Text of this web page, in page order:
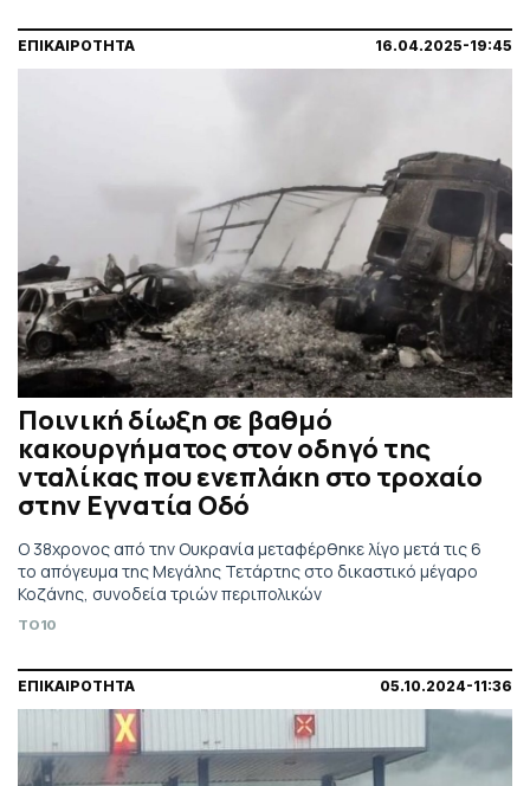
ΕΠΙΚΑΙΡΟΤΗΤΑ 16.04.2025-19:45
Ποινική δίωξη σε βαθμό
κακουργήματος στον οδηγό της
νταλίκας που ενεπλάκη στο τροχαίο
στην Εγνατία Οδό
Ο 38χρονος από την Ουκρανία μεταφέρθηκε λίγο μετά τις 6
το απόγευμα της Μεγάλης Τετάρτης στο δικαστικό μέγαρο
Κοζάνης, συνοδεία τριών περιπολικών
TO10
ΕΠΙΚΑΙΡΟΤΗΤΑ 05.10.2024-11:36